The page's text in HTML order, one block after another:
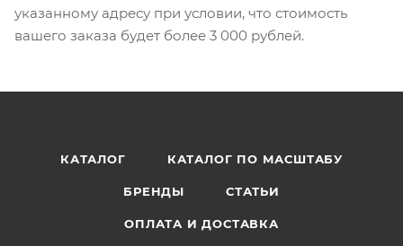
указанному адресу при условии, что стоимость
вашего заказа будет более 3 000 рублей.
КАТАЛОГ КАТАЛОГ ПО МАСШТАБУ
БРЕНДЫ СТАТЬИ
ОПЛАТА И ДОСТАВКА